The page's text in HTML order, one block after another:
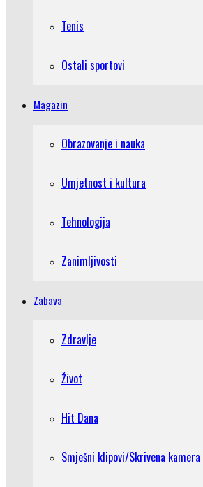
Tenis
Ostali sportovi
Magazin
Obrazovanje i nauka
Umjetnost i kultura
Tehnologija
Zanimljivosti
Zabava
Zdravlje
Život
Hit Dana
Smješni klipovi/Skrivena kamera